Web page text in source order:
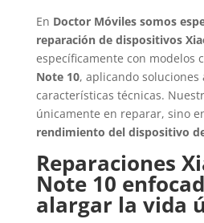
En Doctor Móviles somos
reparación de dispositivos
específicamente con modelos
Note 10, aplicando soluciones
características técnicas.
únicamente en reparar, sino
rendimiento del dispositivo
Reparaciones
Note 10
alargar la vida